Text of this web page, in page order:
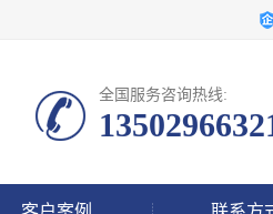
全国服务咨询热线: